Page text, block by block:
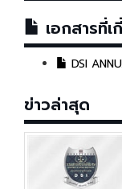
เอกสารที่
DSI
ข่าวล่าสุด